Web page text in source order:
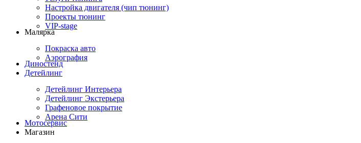
Настройка двигателя (чип тюнинг)
Проекты тюнинг
VIP-stage
Малярка
Покраска авто
Аэрография
Диностенд
Детейлинг
Детейлинг Интерьера
Детейлинг Экстерьера
Графеновое покрытие
Арена Сити
Мотосервис
Магазин